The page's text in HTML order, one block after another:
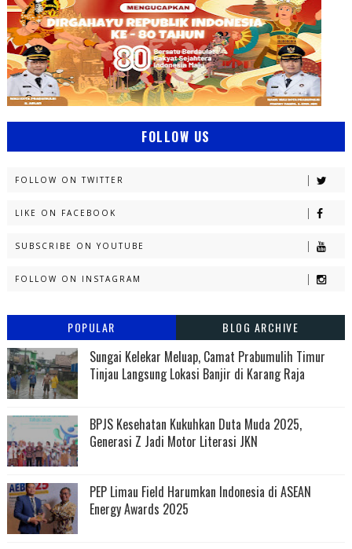
FOLLOW US
FOLLOW ON TWITTER
LIKE ON FACEBOOK
SUBSCRIBE ON YOUTUBE
FOLLOW ON INSTAGRAM
POPULAR BLOG ARCHIVE
Sungai Kelekar Meluap, Camat Prabumulih Timur
Tinjau Langsung Lokasi Banjir di Karang Raja
BPJS Kesehatan Kukuhkan Duta Muda 2025,
Generasi Z Jadi Motor Literasi JKN
PEP Limau Field Harumkan Indonesia di ASEAN
Energy Awards 2025